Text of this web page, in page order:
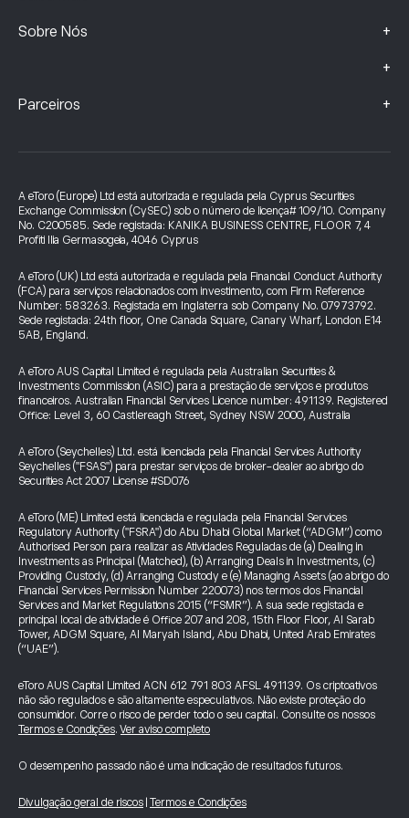
Sobre Nós +
+
Parceiros +
A eToro (Europe) Ltd está autorizada e regulada pela Cyprus Securities
Exchange Commission (CySEC) sob o número de licença# 109/10. Company
No. C200585. Sede registada: KANIKA BUSINESS CENTRE, FLOOR 7, 4
Profiti Ilia Germasogeia, 4046 Cyprus
A eToro (UK) Ltd está autorizada e regulada pela Financial Conduct Authority
(FCA) para serviços relacionados com investimento, com Firm Reference
Number: 583263. Registada em Inglaterra sob Company No. 07973792.
Sede registada: 24th floor, One Canada Square, Canary Wharf, London E14
5AB, England.
A eToro AUS Capital Limited é regulada pela Australian Securities &
Investments Commission (ASIC) para a prestação de serviços e produtos
financeiros. Australian Financial Services Licence number: 491139. Registered
Office: Level 3, 60 Castlereagh Street, Sydney NSW 2000, Australia
A eToro (Seychelles) Ltd. está licenciada pela Financial Services Authority
Seychelles ("FSAS") para prestar serviços de broker-dealer ao abrigo do
Securities Act 2007 License #SD076
A eToro (ME) Limited está licenciada e regulada pela Financial Services
Regulatory Authority ("FSRA") do Abu Dhabi Global Market (“ADGM”) como
Authorised Person para realizar as Atividades Reguladas de (a) Dealing in
Investments as Principal (Matched), (b) Arranging Deals in Investments, (c)
Providing Custody, (d) Arranging Custody e (e) Managing Assets (ao abrigo do
Financial Services Permission Number 220073) nos termos dos Financial
Services and Market Regulations 2015 (“FSMR”). A sua sede registada e
principal local de atividade é Office 207 and 208, 15th Floor Floor, Al Sarab
Tower, ADGM Square, Al Maryah Island, Abu Dhabi, United Arab Emirates
(“UAE”).
eToro AUS Capital Limited ACN 612 791 803 AFSL 491139. Os criptoativos
não são regulados e são altamente especulativos. Não existe proteção do
consumidor. Corre o risco de perder todo o seu capital. Consulte os nossos
Termos e Condições.Ver aviso completo
O desempenho passado não é uma indicação de resultados futuros.
Divulgação geral de riscos Termos e Condições